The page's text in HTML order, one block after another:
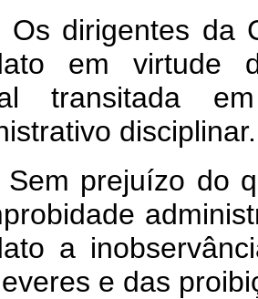
dirigentes da
em virtude
transitada
disciplinar.
prejuízo do
a
e das